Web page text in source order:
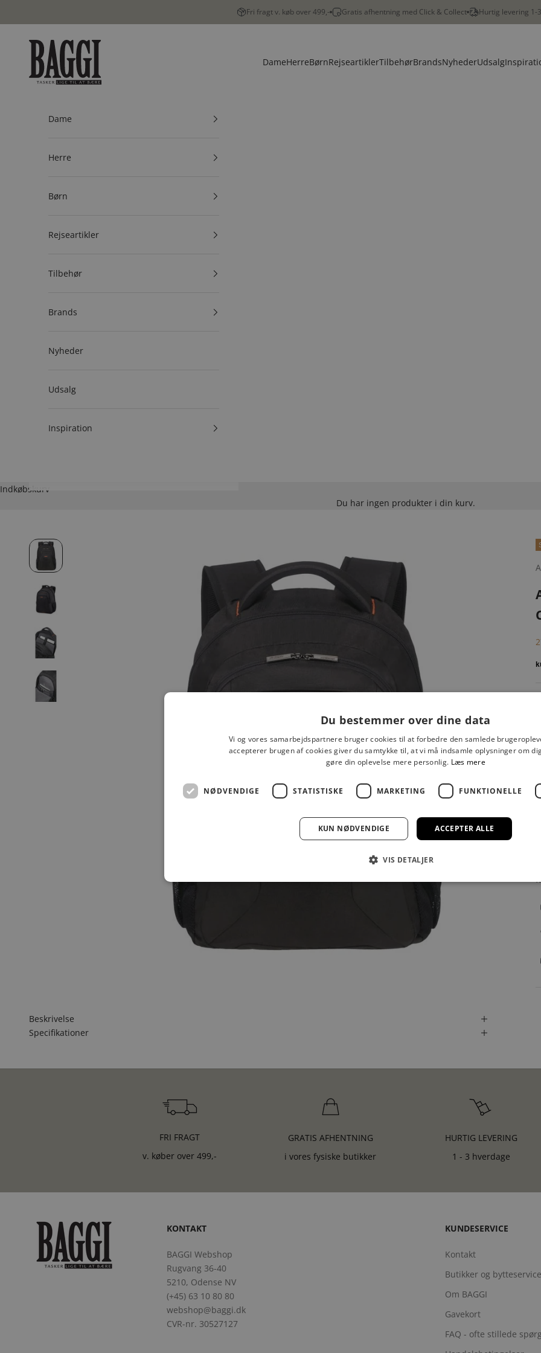
Fri fragt v. køb over 499,- Gratis afhentning med Click & Collect Hurtig levering 1-
BAGGI
DameHerreBørnRejseartiklerTilbehørBrandsNyhederUdsalg
Dame
Herre
Børn
Rejseartikler
Tilbehør
Brands
Nyheder
Udsalg
Inspiration
Indkøbskurv
Du har ingen produkter i din kurv.
Beskrivelse
Specifikationer
FRI FRAGT
v. køber over 499,-
GRATIS AFHENTNING
i vores fysiske butikker
HURTIG LEVERING
1 - 3 hverdage
KONTAKT
BAGGI Webshop
Rugvang 36-40
5210, Odense NV
(+45) 63 10 80 80
webshop@baggi.dk
CVR-nr. 30527127
KUNDESERVICE
Kontakt
Butikker og bytteservice
Om BAGGI
Gavekort
FAQ - ofte stillede
Du bestemmer over dine data
Vi og vores samarbejdspartnere bruger cookies til at forbedre den samlede
accepterer brugen af cookies giver du samtykke til, at vi må indsamle oplysninger om
gøre din oplevelse mere personlig. Læs mere
NØDVENDIGE STATISTISKE MARKETING FUNKTIONELLE
ACCEPTER ALLE
KUN NØDVENDIGE
VIS DETALJER